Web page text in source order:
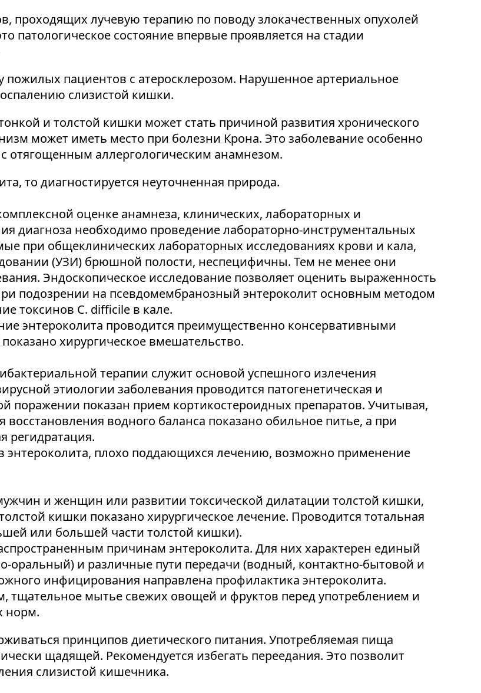
проходящих лучевую терапию по поводу злокачественных опухолей
патологическое состояние впервые проявляется на стадии
пациентов с атеросклерозом. Нарушенное артериальное
слизистой кишки.
и толстой кишки может стать причиной развития хронического
может иметь место при болезни Крона. Это заболевание особенно
отягощенным аллергологическим анамнезом.
то диагностируется неуточненная природа.
оценке анамнеза, клинических, лабораторных и
диагноза необходимо проведение лабораторно-инструментальных
при общеклинических лабораторных исследованиях крови и кала,
(УЗИ) брюшной полости, неспецифичны. Тем не менее они
Эндоскопическое исследование позволяет оценить выраженность
подозрении на псевдомембранозный энтероколит основным методом
токсинов C. difficile в кале.
энтероколита проводится преимущественно консервативными
хирургическое вмешательство.
терапии служит основой успешного излечения
этиологии заболевания проводится патогенетическая и
поражении показан прием кортикостероидных препаратов. Учитывая,
восстановления водного баланса показано обильное питье, а при
регидратация.
энтероколита, плохо поддающихся лечению, возможно применение
и женщин или развитии токсической дилатации толстой кишки,
кишки показано хирургическое лечение. Проводится тотальная
или большей части толстой кишки).
причинам энтероколита. Для них характерен единый
и различные пути передачи (водный, контактно-бытовой и
инфицирования направлена профилактика энтероколита.
тщательное мытье свежих овощей и фруктов перед употреблением и
норм.
принципов диетического питания. Употребляемая пища
щадящей. Рекомендуется избегать переедания. Это позволит
слизистой кишечника.